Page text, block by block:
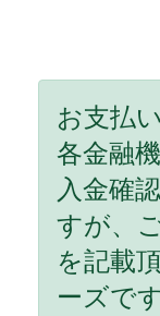
お支払
各金融
入金確
すが、
を記載
ーズです